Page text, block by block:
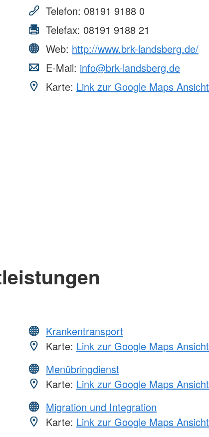
Telefon: 08191 9188 0
Telefax: 08191 9188 21
Web: http://www.brk-landsberg.de/
E-Mail: info@brk-landsberg.de
Karte: Link zur Google Maps Ansicht
Krankentransport
Karte: Link zur Google Maps Ansicht
Menübringdienst
Karte: Link zur Google Maps Ansicht
Migration und Integration
Karte: Link zur Google Maps Ansicht